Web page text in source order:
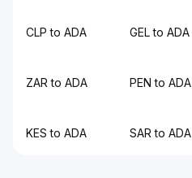
CLP to ADA GEL to ADA
ZAR to ADA PEN to ADA
KES to ADA SAR to ADA